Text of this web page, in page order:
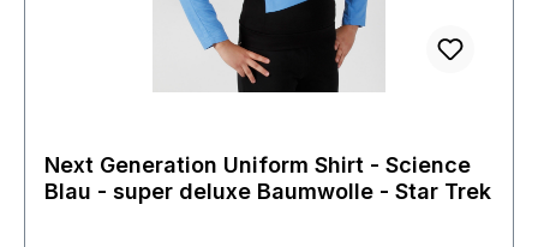
Next Generation Uniform Shirt - Science
Blau - super deluxe Baumwolle - Star Trek